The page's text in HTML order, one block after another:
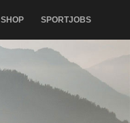
SHOP SPORTJOBS